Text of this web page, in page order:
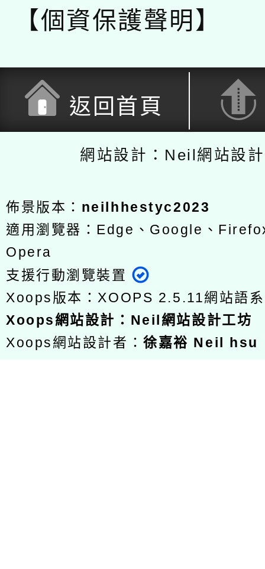
【個資保護聲明】
返回首頁
網站設計：Neil網站設
佈景版本： neilhhestyc2023
適用瀏覽器：Edge、Google、
Opera
支援行動瀏覽裝置
Xoops版本：XOOPS 2.5.11網站語
Xoops網站設計 ： Neil網站設計工坊
Xoops網站設計者：徐嘉裕 Neil hsu